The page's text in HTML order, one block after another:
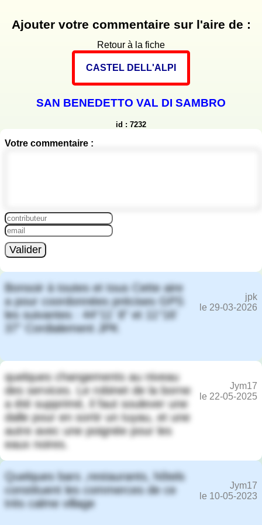
Ajouter votre commentaire sur l'aire de :
Retour à la fiche
CASTEL DELL'ALPI
SAN BENEDETTO VAL DI SAMBRO
id : 7232
Votre commentaire :
Valider
Bonsoir à toutes et tous Cette aire
a pour coordonnées précises GPS
les suivantes : 44°11' 8" et 11°16'
37" Cordialement JPK
jpk
le 29-03-2026
quelques changements au niveau
des services. Le robinet de la borne
a été supprimé, il faut soulever une
dalle pour en sortir un tuyau, et une
autre avec une poignée pour les
eaux noires.
Jym17
le 22-05-2025
Quelques bars ,restaurants, hôtels
constituent les commerces de ce
très calme village
Jym17
le 10-05-2023